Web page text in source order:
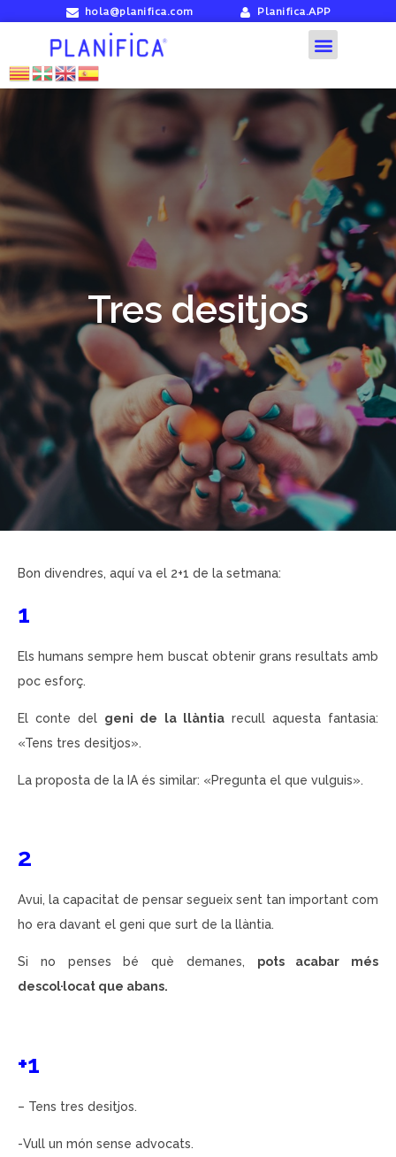
hola@planifica.com Planifica.APP
Tres desitjos
Bon divendres, aquí va el 2+1 de la setmana:
1
Els humans sempre hem buscat obtenir grans resultats amb
poc esforç.
El conte del geni de la llàntiarecull aquesta fantasia:
«Tens tres desitjos».
La proposta de la IA és similar: «Pregunta el que vulguis».
2
Avui, la capacitat de pensar segueix sent tan important com
ho era davant el geni que surt de la llàntia.
Si no penses bé què demanes, pots acabar més
descol·locat que abans.
+1
– Tens tres desitjos.
-Vull un món sense advocats.